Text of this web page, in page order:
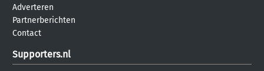
Adverteren
Partnerberichten
Contact
Supporters.nl